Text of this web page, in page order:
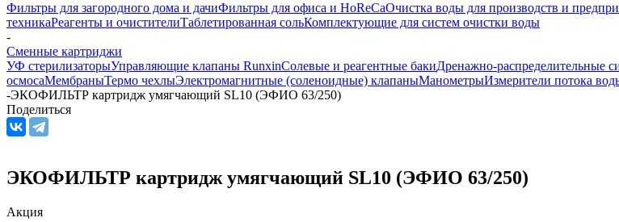
Фильтры для загородного дома и дачиФильтры для офиса и HoReCaОчистка воды для производств и
техникаРеагенты и очистителиТаблетированная сольКомплектующие для систем очистки воды
-
Сменные картриджи
УФ стерилизаторыУправляющие клапаны RunxinСолевые и реагентные бакиДренажно-распределительные
осмосаМембраныТермо чехлыЭлектромагнитные (соленоидные) клапаныМанометрыИзмерители потока
-ЭКОФИЛЬТР картридж умягчающий SL10 (ЭФИО 63/250)
Поделиться
ЭКОФИЛЬТР картридж умягчающий SL10 (ЭФИО 63/250)
Акция